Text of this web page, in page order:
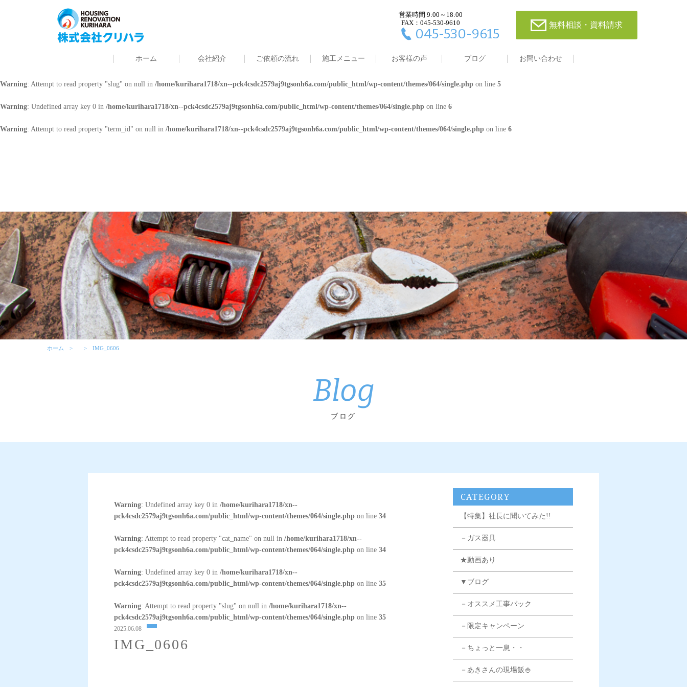
営業時間 9:00～18:00
FAX：045-530-9610
045-530-9615
無料相談・資料請求
ホーム 会社紹介 ご依頼の流れ 施工メニュー お客様の声 ブログ お問い合わせ
: Undefined array key 0 in/home/kurihara1718/xn--pck4csdc2579aj9tgsonh6a.com/public_html/wp-content/themes/064/single.phpon line4
: Attempt to read property "cat_name" on null in /home/kurihara1718/xn--pck4csdc2579aj9tgsonh6a.com/public_html/wp-content/themes/064/single.phpon line 4
/home/kurihara1718/xn--pck4csdc2579aj9tgsonh6a.com/public_html/wp-content/themes/064/single.phpon line
Warning: Attempt to read property "slug" on null in /home/kurihara1718/xn--pck4csdc2579aj9tgsonh6a.com/public_html/wp-content/themes/064/single.php on line 5
Warning: Undefined array key 0 in /home/kurihara1718/xn--pck4csdc2579aj9tgsonh6a.com/public_html/wp-content/themes/064/single.php on line 6
Warning: Attempt to read property "term_id" on null in /home/kurihara1718/xn--pck4csdc2579aj9tgsonh6a.com/public_html/wp-content/themes/064/single.php on line 6
ホーム IMG_0606
Blog
ブログ
Warning: Undefined array key 0 in/home/kurihara1718/xn--
pck4csdc2579aj9tgsonh6a.com/public_html/wp-content/themes/064/single.php on line34
Warning: Attempt to read property "cat_name" on null in/home/kurihara1718/xn--
pck4csdc2579aj9tgsonh6a.com/public_html/wp-content/themes/064/single.php on line34
Warning: Undefined array key 0 in/home/kurihara1718/xn--
pck4csdc2579aj9tgsonh6a.com/public_html/wp-content/themes/064/single.php on line35
Warning: Attempt to read property "slug" on null in/home/kurihara1718/xn--
pck4csdc2579aj9tgsonh6a.com/public_html/wp-content/themes/064/single.php on line35
2025.06.08
IMG_0606
CATEGORY
【特集】社長に聞いてみた!!
－ガス器具
★動画あり
▼ブログ
－オススメ工事パック
－限定キャンペーン
－ちょっと一息・・
－あきさんの現場飯🍚